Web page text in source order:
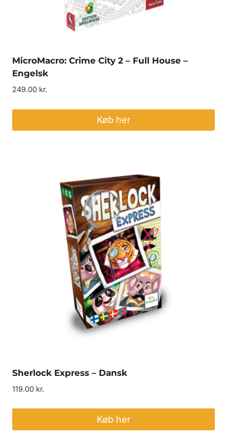
MicroMacro: Crime City 2 – Full House –
Engelsk
249.00 kr.
Køb her
Sherlock Express – Dansk
119.00 kr.
Køb her